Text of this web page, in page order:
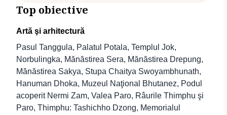
Top obiective
Artă şi arhitectură
Pasul Tanggula, Palatul Potala, Templul Jok,
Norbulingka, Mănăstirea Sera, Mănăstirea Drepung,
Mănăstirea Sakya, Stupa Chaitya Swoyambhunath,
Hanuman Dhoka, Muzeul Naţional Bhutanez, Podul
acoperit Nermi Zam, Valea Paro, Râurile Thimphu şi
Paro, Thimphu: Tashichho Dzong, Memorialul